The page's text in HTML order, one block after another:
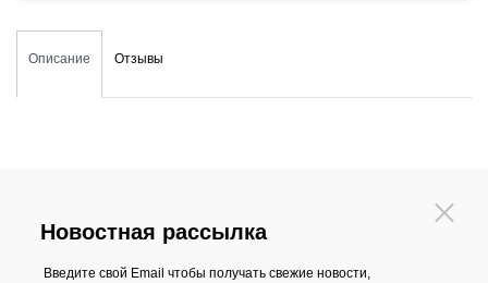
Описание Отзывы
Новостная рассылка
Введите свой Email чтобы получать свежие новости,